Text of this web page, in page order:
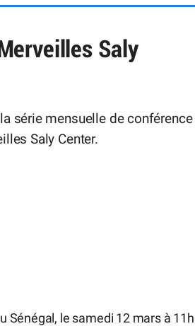
Saly
série mensuelle de conférence
Saly Center.
Sénégal, le samedi 12 mars à